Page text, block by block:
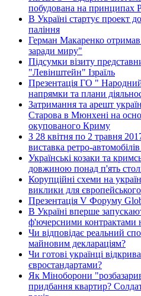
побудована на принципах
В Україні стартує проект
паління
Герман Макаренко
заради миру"
Підсумки візиту
"Левінштейн" Ізраїль
Презентація ГО "
напрямки та плани
Затримання та арешт
Старова в Мюнхені на
окупованого Криму
З 28 квітня по 2 травня
виставка ретро-
Українські козаки та
довжиною понад п'ять
Корупційні схеми на
виклики для європейського
Презентація V Форуму
В Україні вперше
ф'ючерсними контрактами
Чи відповідає реальний
майновим деклараціям?
Чи готові українці
євростандартами?
Як Міноборони
придбання квартир?